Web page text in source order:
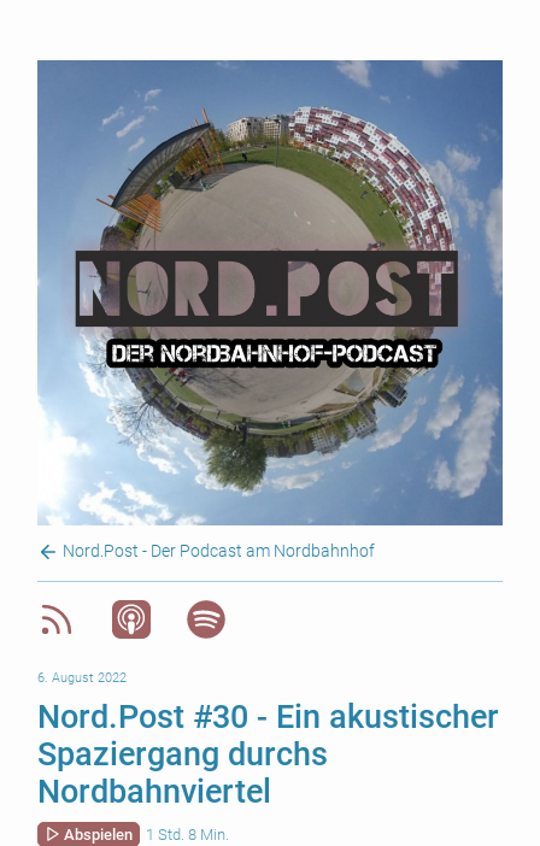
Nord.Post - Der Podcast am Nordbahnhof
6. August 2022
Nord.Post #30 - Ein akustischer
Spaziergang durchs
Nordbahnviertel
Abspielen 1 Std. 8 Min.